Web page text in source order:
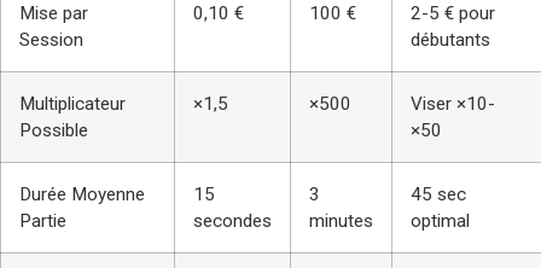
Mise par
Session
0,10 € 100 €
2-5 € pour
débutants
Multiplicateur
Possible
×1,5 ×500
Viser ×10-
×50
Durée Moyenne
Partie
15
secondes
3
minutes
45 sec
optimal